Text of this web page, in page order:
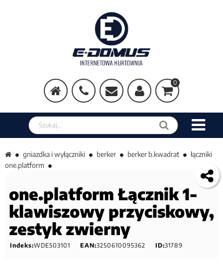
0
Szukaj w sklepie
gniazdka i wyłączniki berker berker b.kwadrat
łączniki
one.platform
one.platform Łącznik 1-
klawiszowy przyciskowy,
zestyk zwierny
Indeks:WDE503101 EAN:3250610095362 ID:31789